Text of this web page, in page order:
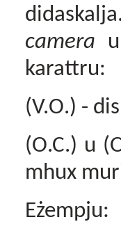
camera
karattru:
(V.O.) -
(O.C.) u
mhux
Eżempju: